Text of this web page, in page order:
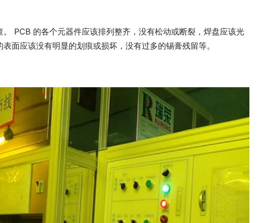
PCB 的各个元器件应该排列整齐，没有松动或断裂，焊盘应该光
面应该没有明显的划痕或损坏，没有过多的锡膏残留等。